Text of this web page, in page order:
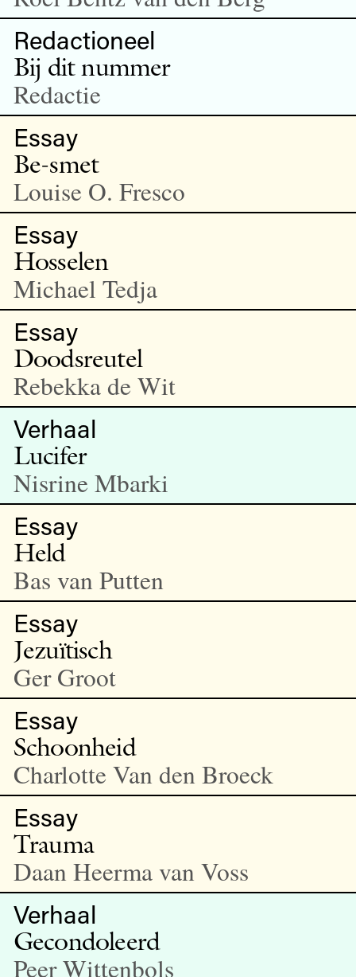
Redactioneel
Bij dit nummer
Redactie
Essay
Be-smet
Louise O. Fresco
Essay
Hosselen
Michael Tedja
Essay
Doodsreutel
Rebekka de Wit
Verhaal
Lucifer
Nisrine Mbarki
Essay
Held
Bas van Putten
Essay
Jezuïtisch
Ger Groot
Essay
Schoonheid
Charlotte Van den Broeck
Essay
Trauma
Daan Heerma van Voss
Verhaal
Gecondoleerd
Peer Wittenbols